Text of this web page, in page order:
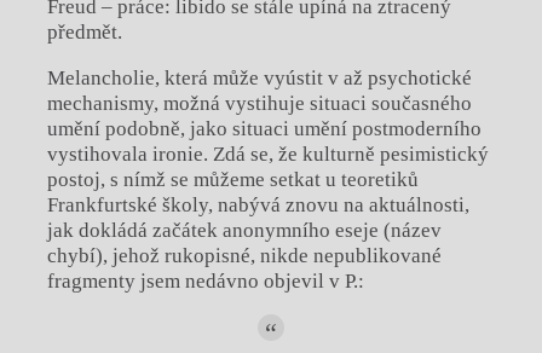
Freud – práce: libido se stále upíná na ztracený
předmět.
Melancholie, která může vyústit v až psychotické
mechanismy, možná vystihuje situaci současného
umění podobně, jako situaci umění postmoderního
vystihovala ironie. Zdá se, že kulturně pesimistický
postoj, s nímž se můžeme setkat u teoretiků
Frankfurtské školy, nabývá znovu na aktuálnosti,
jak dokládá začátek anonymního eseje (název
chybí), jehož rukopisné, nikde nepublikované
fragmenty jsem nedávno objevil v P.: